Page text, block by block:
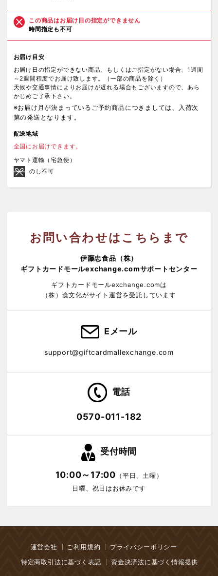
この商品はお届け日の指定ができません
時間指定も不可
お届け目安
お届け日の指定ができない商品、もしくはご指定がない場合、1週間
～2週間程度でお届け致します。（一部の商品を除く）
天候や交通事情によりお届けが遅れる場合もございますので、あら
かじめご了承下さい。
※お届け月が決まっているご予約商品につきましては、入荷次
第の発送となります。
配送地域
全国にお届けできます。
ヤマト運輸（宅急便）
のし不可
お問い合わせはこちらまで
伊藤忠食品（株）
ギフトカードモールexchange.comサポートセンター
ギフトカードモールexchange.comは
（株）食文化がサイト運営を受託しています
Eメール
support@giftcardmallexchange.com
電話
0570-011-182
受付時間
10:00～17:00 （平日、土曜）
日曜、祝日はお休みです
運営会社 ご利用規約
プライバシーポリシー
特定商取引法に基づく表記
資金決済法に基づく情報提供